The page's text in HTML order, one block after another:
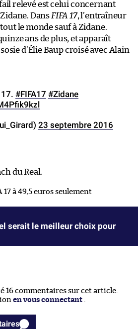
relevé est celui concernant
Dans FIFA 17, l’entraîneur
le monde sauf à Zidane.
ans de plus, et apparaît
d’Élie Baup croisé avec Alain
#FIFA17 #Zidane
23 septembre 2016
du Real.
17 à 49,5 euros seulement
serait le meilleur choix pour
16 commentaires sur cet article.
en vous connectant